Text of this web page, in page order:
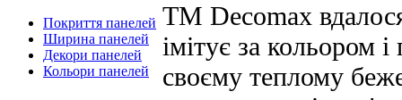
Покриття панелей
Ширина панелей
Декори панелей
Кольори панелей
ТМ Decomax
імітує за кольором
своєму теплому